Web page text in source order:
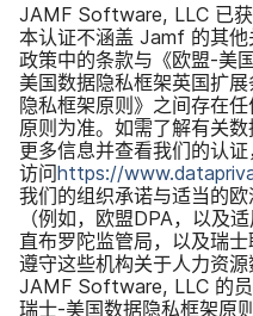
JAMF Software, LLC 已​
本​认证​不​涵盖 Jamf 的​其
政策​中​的​条款​与​《欧盟-美
美国​数据​隐私框​架​英国​扩
隐私框架​原​则》​之间​存在​
原则​为​准。​如需​了解​有关​
更多​信息​并​查看​我们​的​认证
访问https://www.
我们​的​组织​承诺​与​适当​的​
（例如，​欧盟DPA，​以及​
直布罗陀监管局，​以及​瑞
遵守​这些​机构​关于​人力​资
JAMF Software, LLC 的​
瑞士-美国​数据​隐私框架​原​